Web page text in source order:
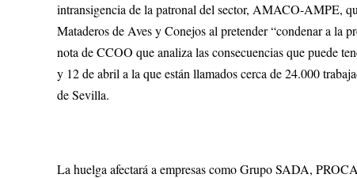
intransigencia de la patronal del sector, AMACO-AMPE,
Mataderos de Aves y Conejos al pretender “condenar a la
nota de CCOO que analiza las consecuencias que puede
y 12 de abril a la que están llamados cerca de 24.000
de Sevilla.
La huelga afectará a empresas como Grupo SADA,